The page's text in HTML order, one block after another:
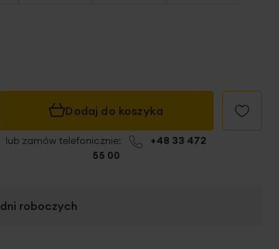
Dodaj do koszyka
lub zamów telefonicznie:
+48 33 472
55 00
dni roboczych